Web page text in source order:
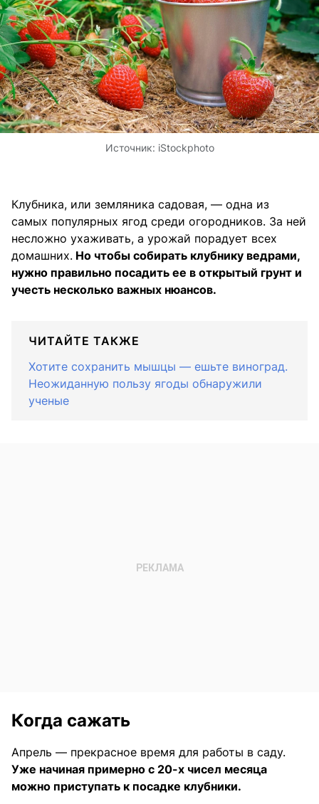
Источник: iStockphoto
Клубника, или земляника садовая, — одна из
самых популярных ягод среди огородников. За ней
несложно ухаживать, а урожай порадует всех
домашних. Но чтобы собирать клубнику ведрами,
нужно правильно посадить ее в открытый грунт и
учесть несколько важных нюансов.
ЧИТАЙТЕ ТАКЖЕ
Хотите сохранить мышцы — ешьте виноград.
Неожиданную пользу ягоды обнаружили
ученые
Когда сажать
Апрель — прекрасное время для работы в саду.
Уже начиная примерно с 20-х чисел месяца
можно приступать к посадке клубники.